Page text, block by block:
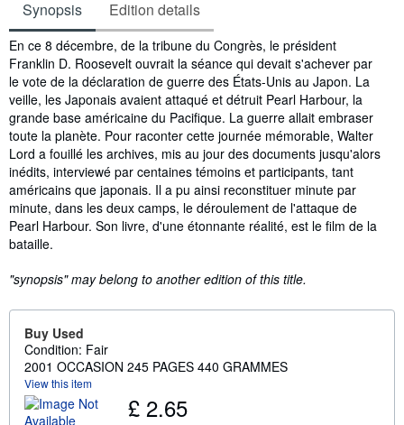
Synopsis Edition details
Synopsis
En ce 8 décembre, de la tribune du Congrès, le président
Franklin D. Roosevelt ouvrait la séance qui devait s'achever par
le vote de la déclaration de guerre des États-Unis au Japon. La
veille, les Japonais avaient attaqué et détruit Pearl Harbour, la
grande base américaine du Pacifique. La guerre allait embraser
toute la planète. Pour raconter cette journée mémorable, Walter
Lord a fouillé les archives, mis au jour des documents jusqu'alors
inédits, interviewé par centaines témoins et participants, tant
américains que japonais. Il a pu ainsi reconstituer minute par
minute, dans les deux camps, le déroulement de l'attaque de
Pearl Harbour. Son livre, d'une étonnante réalité, est le film de la
bataille.
"synopsis" may belong to another edition of this title.
Buy Used
Condition: Fair
2001 OCCASION 245 PAGES 440 GRAMMES
View this item
£ 2.65